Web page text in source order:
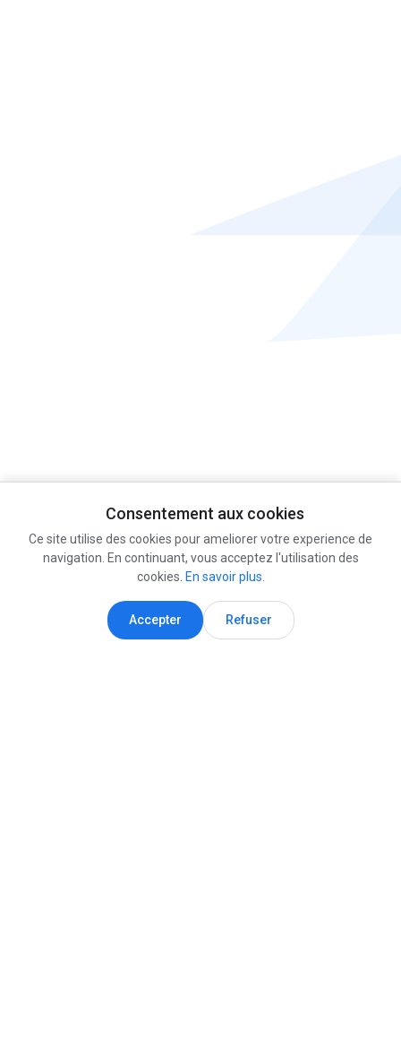
Consentement aux cookies
Ce site utilise des cookies pour ameliorer votre experience de
navigation. En continuant, vous acceptez l'utilisation des
cookies. En savoir plus
Accepter Refuser